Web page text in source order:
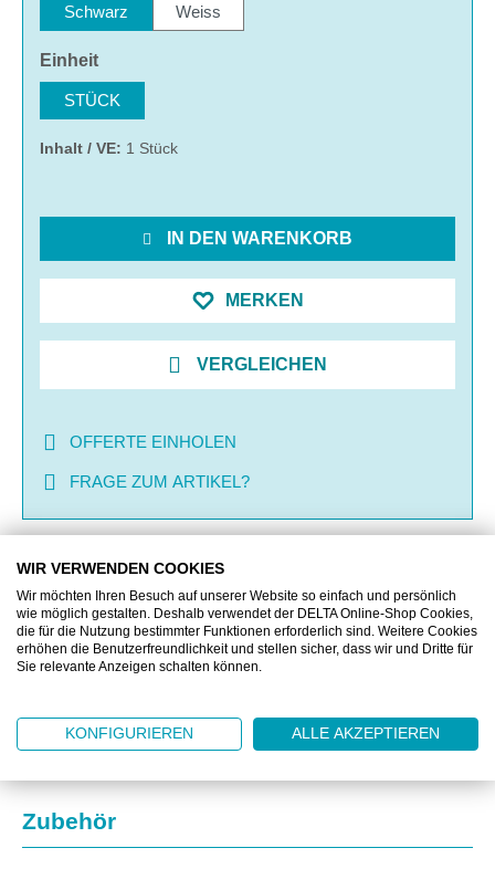
Schwarz Weiss
Einheitauswählen
STÜCK
Inhalt / VE: 1 Stück
IN DEN WARENKORB
MERKEN
VERGLEICHEN
OFFERTE EINHOLEN
FRAGE ZUM ARTIKEL?
BESCHREIBUNG
ZUSATZINFORMATIONEN
DOWNLOAD
Produktgalerie überspringen
Zubehör
WIR VERWENDEN COOKIES
Wir möchten Ihren Besuch auf unserer Website so einfach und persönlich
wie möglich gestalten. Deshalb verwendet der DELTA Online-Shop Cookies,
die für die Nutzung bestimmter Funktionen erforderlich sind. Weitere Cookies
erhöhen die Benutzerfreundlichkeit und stellen sicher, dass wir und Dritte für
Sie relevante Anzeigen schalten können.
KONFIGURIEREN ALLE AKZEPTIEREN